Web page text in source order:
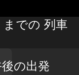
での 列車
の出発